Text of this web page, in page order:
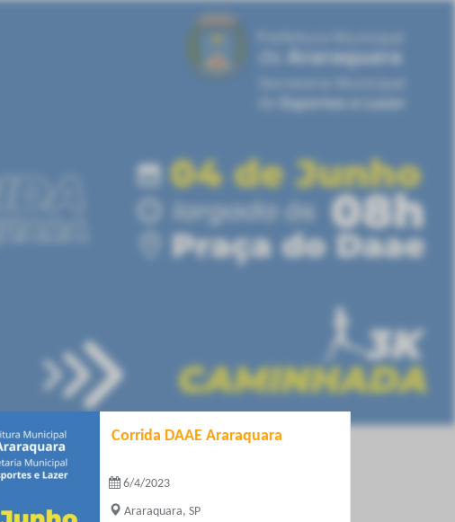
Corrida DAAE Araraquara
6/4/2023
Araraquara, SP